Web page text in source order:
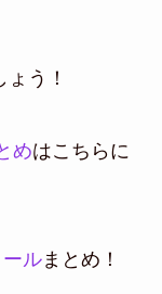
う！
めはこちらに
ルまとめ！